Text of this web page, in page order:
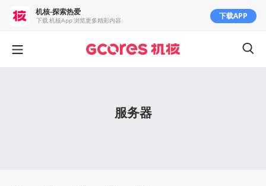
服务器
机核-探索热爱
下载 机核App 浏览更多精彩内容 下载APP